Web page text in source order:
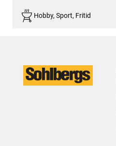
Hobby, Sport, Fritid